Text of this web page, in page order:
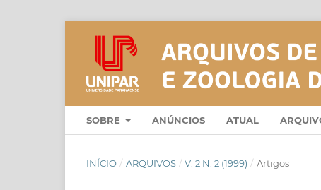
SOBRE ANÚNCIOS ATUAL
INÍCIO / ARQUIVOS / V. 2 N. 2 (1999) / Artigos